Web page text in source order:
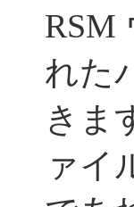
RSM
れた
きま
ァイ